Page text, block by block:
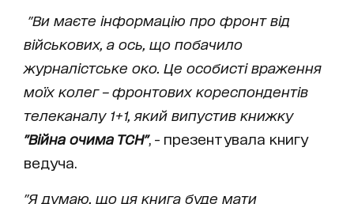
"Ви маєте інформацію про фронт від
військових, а ось, що побачило
журналістське око. Це особисті враження
моїх колег – фронтових кореспондентів
телеканалу 1+1, який випустив книжку
"Війна очима ТСН", - презентувала книгу
ведуча.
"Я думаю, що ця книга буде мати